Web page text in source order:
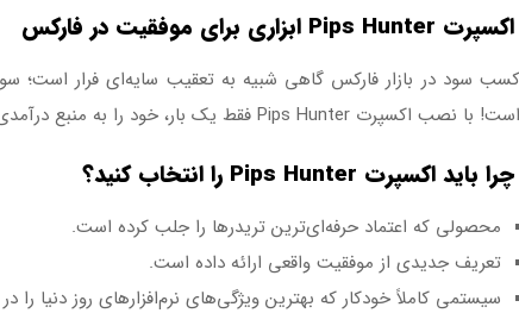
اکسپرت Pips Hunter ابزاری برای موفقیت در فارکس
کسب سود در بازار فارکس گاهی شبیه به تعقیب سایه‌ای فرار است؛
است! با نصب اکسپرت Pips Hunter فقط یک بار، خود را به منبع درآمدی پایدار و طولانی‌مدت مجهز کنید.
چرا باید اکسپرت Pips Hunter را انتخاب کنید؟
محصولی که اعتماد حرفه‌ای‌ترین تریدرها را جلب کرده است.
تعریف جدیدی از موفقیت واقعی ارائه داده است.
سیستمی کاملاً خودکار که بهترین ویژگی‌های نرم‌افزارهای روز دنیا